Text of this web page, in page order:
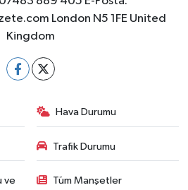
London N5 1FE United
Kingdom
Hava Durumu
Trafik Durumu
ve Tüm Manşetler